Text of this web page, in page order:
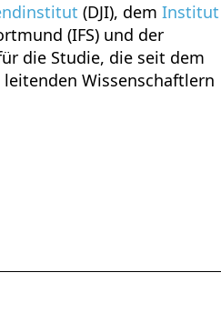
(DJI), dem Institut
(IFS) und der
die Studie, die seit dem
Wissenschaftlern